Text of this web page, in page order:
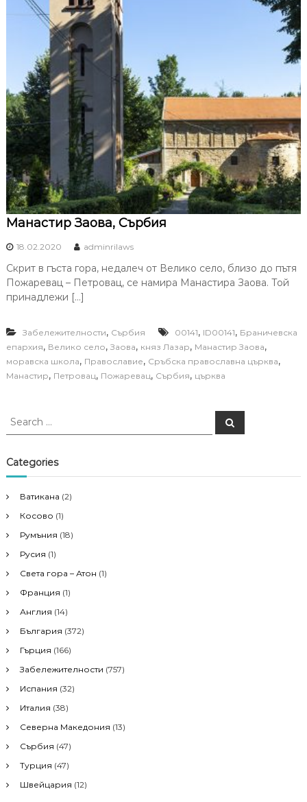
Манастир Заова, Сърбия
18.02.2020 adminrilaws
Скрит в гъста гора, недалеч от Велико село, близо до пътя
Пожаревац – Петровац, се намира Манастира Заова. Той
принадлежи […]
Забележителности, Сърбия 00141, ID00141, Браничевска
епархия, Велико село, Заова, княз Лазар, Манастир Заова,
моравска школа, Православие, Сръбска православна църква,
Манастир, Петровац, Пожаревац, Сърбия, църква
S
r
c
f
o
r
S
e
Categories
Ватикана (2)
Косово (1)
Румъния (18)
Русия (1)
Света гора – Атон (1)
Франция (1)
Англия (14)
България (372)
Гърция (166)
Забележителности (757)
Испания (32)
Италия (38)
Северна Македония (13)
Сърбия (47)
Турция (47)
Швейцария (12)